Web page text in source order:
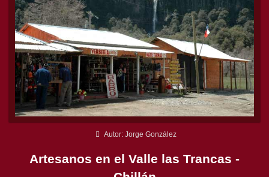
Autor: Jorge González
Artesanos en el Valle las Trancas -